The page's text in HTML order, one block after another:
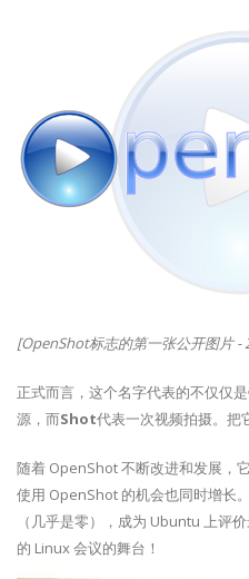
[OpenShot标志的第一张公开图片 -
正式而言，这个名字代表的不仅仅
源，而Shot代表一次视频拍摄。把
随着 OpenShot 不断改进和发展，
使用 OpenShot 的机会也同时增长
（几乎是零），成为 Ubuntu 上评
的 Linux 会议的舞台！